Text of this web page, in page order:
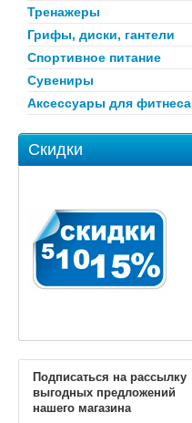
Тренажеры
Грифы, диски, гантели
Спортивное питание
Сувениры
Аксессуары для фитнеса
Скидки
Подписаться на рассылку
выгодных предложений
нашего магазина